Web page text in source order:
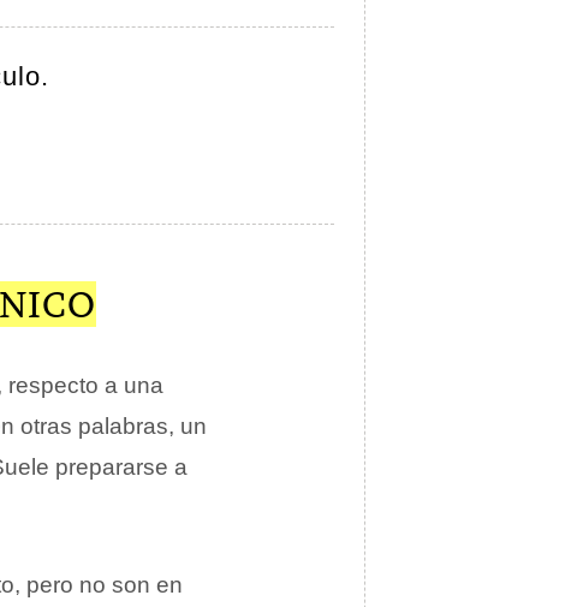
respecto a una
otras palabras, un
prepararse a
pero no son en